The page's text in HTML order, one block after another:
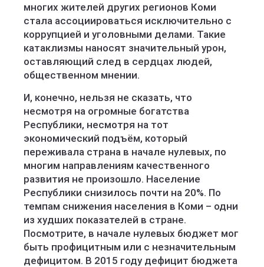
многих жителей других регионов Коми
стала ассоциироваться исключительно с
коррупцией и уголовными делами. Такие
катаклизмы наносят значительный урон,
оставляющий след в сердцах людей,
общественном мнении.
И, конечно, нельзя не сказать, что
несмотря на огромные богатства
Республики, несмотря на тот
экономический подъём, который
переживала страна в начале нулевых, по
многим направлениям качественного
развития не произошло. Население
Республики снизилось почти на 20%. По
темпам снижения населения в Коми – одни
из худших показателей в стране.
Посмотрите, в начале нулевых бюджет мог
быть профицитным или с незначительным
дефицитом. В 2015 году дефицит бюджета